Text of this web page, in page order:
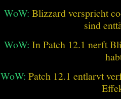
WoW: Blizzard verspricht
sind
WoW: In Patch 12.1 nerft
WoW: Patch 12.1 entlarvt